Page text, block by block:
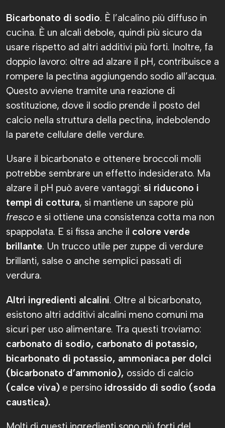
Bicarbonato di sodio. È l’alcalino più diffuso in
cucina. È un alcali debole, quindi più sicuro da
usare rispetto ad altri additivi più forti. Inoltre, fa
doppio lavoro: oltre ad alzare il pH, contribuisce a
rompere la pectina aggiungendo sodio all’acqua.
Questo avviene tramite una reazione di
sostituzione, dove il sodio prende il posto del
calcio nella struttura della pectina, indebolendo
la parete cellulare delle verdure.
Usare il bicarbonato e ottenere broccoli molli
potrebbe sembrare un effetto indesiderato. Ma
alzare il pH può avere vantaggi: si riducono i
tempi di cottura, si mantiene un sapore più
fresco e si ottiene una consistenza cotta ma non
spappolata. E si fissa anche il colore verde
brillante. Un trucco utile per zuppe di verdure
brillanti, salse o anche semplici passati di
verdura.
Altri ingredienti alcalini. Oltre al bicarbonato,
esistono altri additivi alcalini meno comuni ma
sicuri per uso alimentare. Tra questi troviamo:
carbonato di sodio, carbonato di potassio,
bicarbonato di potassio, ammoniaca per dolci
(bicarbonato d’ammonio), ossido di calcio
(calce viva) e persino idrossido di sodio (soda
caustica).